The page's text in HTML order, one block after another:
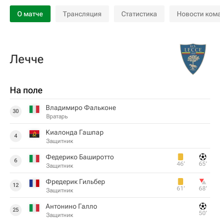
О матче Трансляция Статистика Новости
Лечче
На поле
30 Владимиро Фальконе
Вратарь
4 Киалонда Гашпар
Защитник
6 Федерико Баширотто
Защитник 46‎’‎ 65‎’‎
12 Фредерик Гильбер
Защитник 61‎’‎ 68‎’‎
25 Антонино Галло
Защитник 50‎’‎